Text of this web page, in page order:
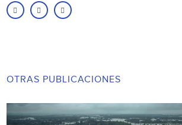
OTRAS PUBLICACIONES